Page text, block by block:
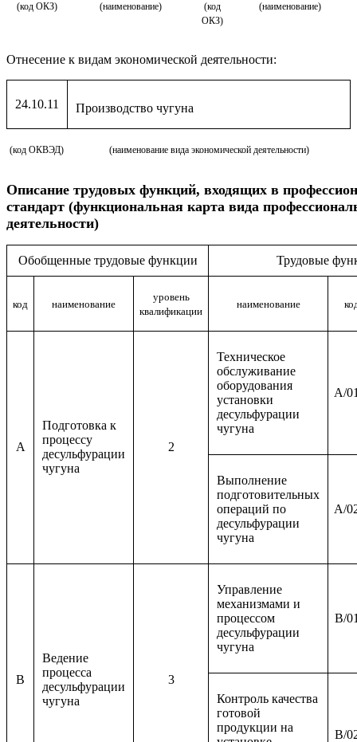
(код ОКЗ) (наименование)
(код
ОКЗ)
(наименование)
Отнесение к видам экономической деятельности:
24.10.11 Производство чугуна
(код ОКВЭД) (наименование вида экономической деятельности)
Описание трудовых функций, входящих в
стандарт (функциональная карта вида
деятельности)
Обобщенные трудовые функции Трудовые
код наименование
уровень
квалификации
наименование
A
Подготовка к
процессу
десульфурации
чугуна
2
Техническое
обслуживание
оборудования
установки
десульфурации
чугуна
A/
Выполнение
подготовительных
операций по
десульфурации
чугуна
A/
B
Ведение
процесса
десульфурации
чугуна
3
Управление
механизмами и
процессом
десульфурации
чугуна
B/
Контроль качества
готовой
продукции на
B/